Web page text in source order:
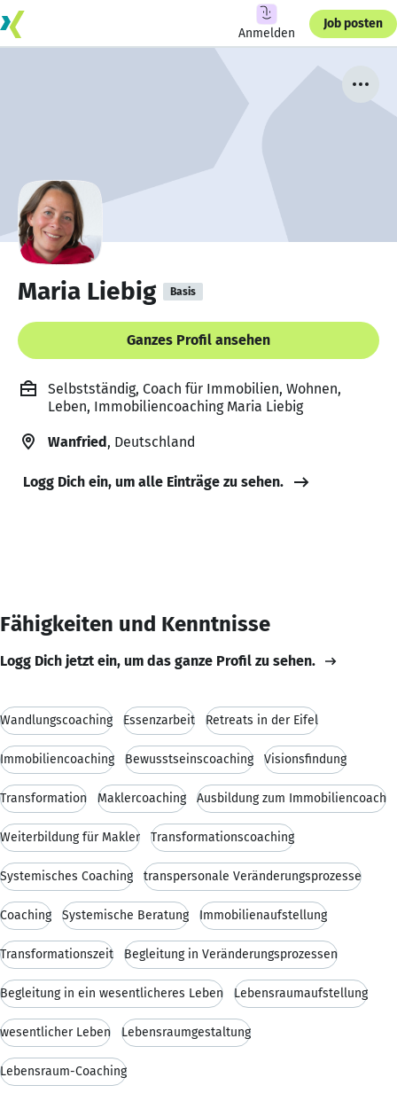
Anmelden
Job posten
Maria Liebig Basis
Ganzes Profil ansehen
Selbstständig, Coach für Immobilien, Wohnen,
Leben, Immobiliencoaching Maria Liebig
Wanfried, Deutschland
Logg Dich ein, um alle Einträge zu sehen.
Fähigkeiten und Kenntnisse
Logg Dich jetzt ein, um das ganze Profil zu sehen.
Wandlungscoaching Essenzarbeit Retreats in der Eifel
Immobiliencoaching Bewusstseinscoaching Visionsfindung
Transformation Maklercoaching Ausbildung zum Immobiliencoach
Weiterbildung für Makler Transformationscoaching
Systemisches Coaching transpersonale Veränderungsprozesse
Coaching Systemische Beratung Immobilienaufstellung
Transformationszeit Begleitung in Veränderungsprozessen
Begleitung in ein wesentlicheres Leben Lebensraumaufstellung
wesentlicher Leben Lebensraumgestaltung
Lebensraum-Coaching